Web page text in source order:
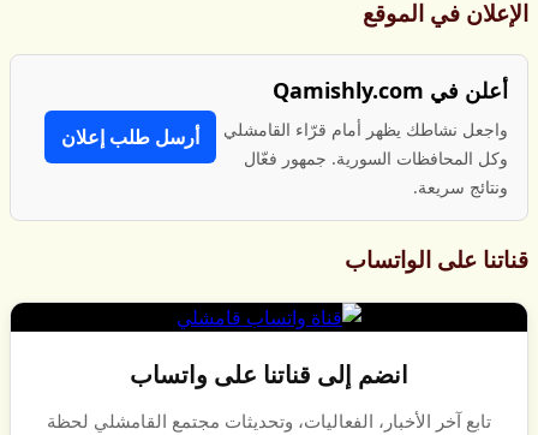
الإعلان في الموقع
أعلن في Qamishly.com
واجعل نشاطك يظهر أمام قرّاء القامشلي
وكل المحافظات السورية. جمهور فعّال
ونتائج سريعة.
أرسل طلب إعلان
قناتنا على الواتساب
انضم إلى قناتنا على واتساب
تابع آخر الأخبار، الفعاليات، وتحديثات مجتمع القامشلي لحظة